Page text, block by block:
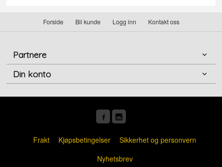
Forside Bli kunde Logg inn Kontakt oss
Partnere
Din konto
Frakt Kjøpsbetingelser
Sikkerhet og personvern
Nyhetsbrev